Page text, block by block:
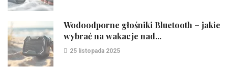
Wodoodporne głośniki Bluetooth – jakie
wybrać na wakacje nad...
25 listopada 2025